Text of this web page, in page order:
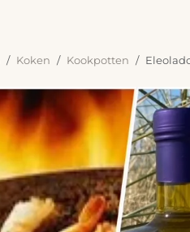
Koken Kookpotten